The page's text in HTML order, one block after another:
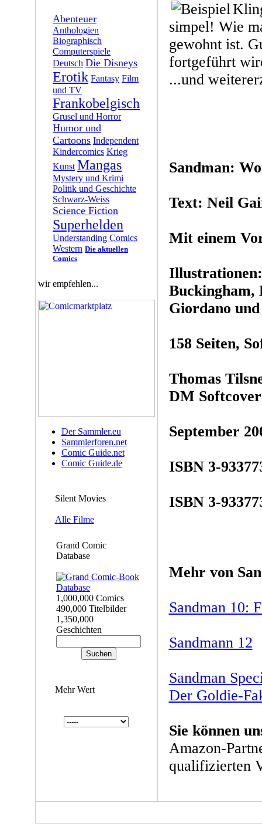
Abenteuer
Anthologien
Biographisch
Computerspiele
Deutsch Die Disneys
Erotik Fantasy Film
und TV
Frankobelgisch
Grusel und Horror
Humor und
Cartoons Independent
Kindercomics Krieg
Kunst Mangas
Mystery und Krimi
Politik und Geschichte
Schwarz-Weiss
Science Fiction
Superhelden
Understanding Comics
Western Die aktuellen
Comics
wir empfehlen...
Der Sammler.eu
Sammlerforen.net
Comic Guide.net
Comic Guide.de
Silent Movies
Alle Filme
Grand Comic
Database
1,000,000 Comics
490,000 Titelbilder
1,350,000
Geschichten
Mehr Wert
simpel! Wie
gewohnt ist.
fortgeführt
...und
Sandman:
Text: Neil
Mit einem
Buckingham,
Giordano
158 Seiten,
Thomas
DM
September
ISBN 3-
ISBN 3-
Mehr von
Sandman 10:
Sandmann 12
Sandman
Der Goldie-
Sie können
Amazon-
qualifizierten